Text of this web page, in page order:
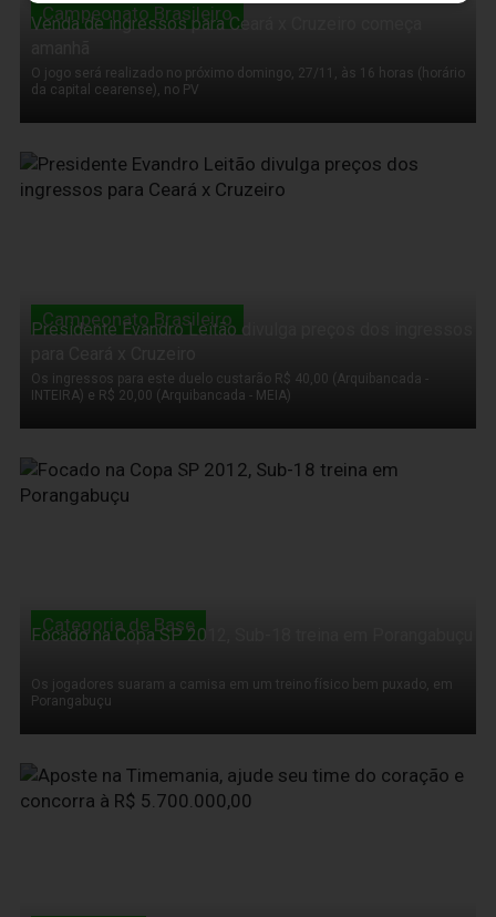
Campeonato Brasileiro
Venda de ingressos para Ceará x Cruzeiro começa
O jogo será realizado no próximo domingo, 27/11, às 16 horas (horário
da capital cearense), no PV
21 de Novembro de 2011
Campeonato Brasileiro
Presidente Evandro Leitão divulga preços dos ingressos
Os ingressos para este duelo custarão R$ 40,00 (Arquibancada -
INTEIRA) e R$ 20,00 (Arquibancada - MEIA)
21 de Novembro de 2011
Categoria de Base
Focado na Copa SP 2012, Sub-18 treina em Porangabuçu
Os jogadores suaram a camisa em um treino físico bem puxado, em
Porangabuçu
21 de Novembro de 2011